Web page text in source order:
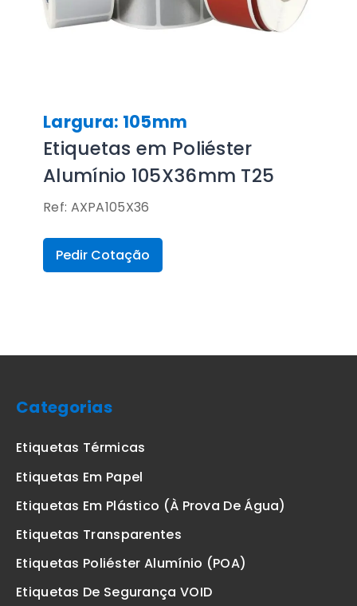
Largura: 105mm
Etiquetas em Poliéster
Alumínio 105X36mm T25
Ref: AXPA105X36
Pedir Cotação
Categorias
Etiquetas Térmicas
Etiquetas Em Papel
Etiquetas Em Plástico (à Prova De Água)
Etiquetas Transparentes
Etiquetas Poliéster Alumínio (POA)
Etiquetas De Segurança VOID